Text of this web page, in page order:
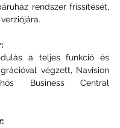
rendszer frissítését,
a teljes funkció és
végzett, Navision
Business Central